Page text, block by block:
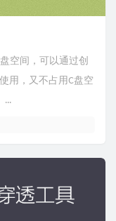
空间，可以通过创
用，又不占用C盘空
...